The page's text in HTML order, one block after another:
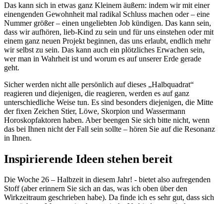
Das kann sich in etwas ganz Kleinem äußern: indem wir mit einer
einengenden Gewohnheit mal radikal Schluss machen oder – eine
Nummer größer – einen ungeliebten Job kündigen. Das kann sein,
dass wir aufhören, lieb-Kind zu sein und für uns einstehen oder mit
einem ganz neuen Projekt beginnen, das uns erlaubt, endlich mehr
wir selbst zu sein. Das kann auch ein plötzliches Erwachen sein,
wer man in Wahrheit ist und worum es auf unserer Erde gerade
geht.
Sicher werden nicht alle persönlich auf dieses „Halbquadrat“
reagieren und diejenigen, die reagieren, werden es auf ganz
unterschiedliche Weise tun. Es sind besonders diejenigen, die Mitte
der fixen Zeichen Stier, Löwe, Skorpion und Wassermann
Horoskopfaktoren haben. Aber beengen Sie sich bitte nicht, wenn
das bei Ihnen nicht der Fall sein sollte – hören Sie auf die Resonanz
in Ihnen.
Inspirierende Ideen stehen bereit
Die Woche 26 – Halbzeit in diesem Jahr! - bietet also aufregenden
Stoff (aber erinnern Sie sich an das, was ich oben über den
Wirkzeitraum geschrieben habe). Da finde ich es sehr gut, dass sich